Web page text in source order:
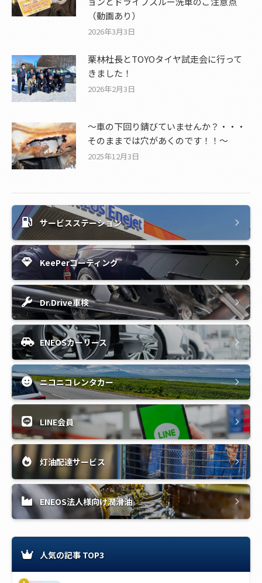
（動画あり）
2026年3月3日
栗林社長とTOYOタイヤ試走会に行って
きました！
2026年2月3日
～車の下回り錆びていませんか？・・・
そのままでは穴があくのです！！～
2025年12月3日
サービスステーション
KeePerコーティング
Dr.Drive車検
ENEOSカーリース
ニコニコレンタカー
LINE会員
灯油配達サービス
ENEOS法人様向け潤滑油
人気の記事 TOP3